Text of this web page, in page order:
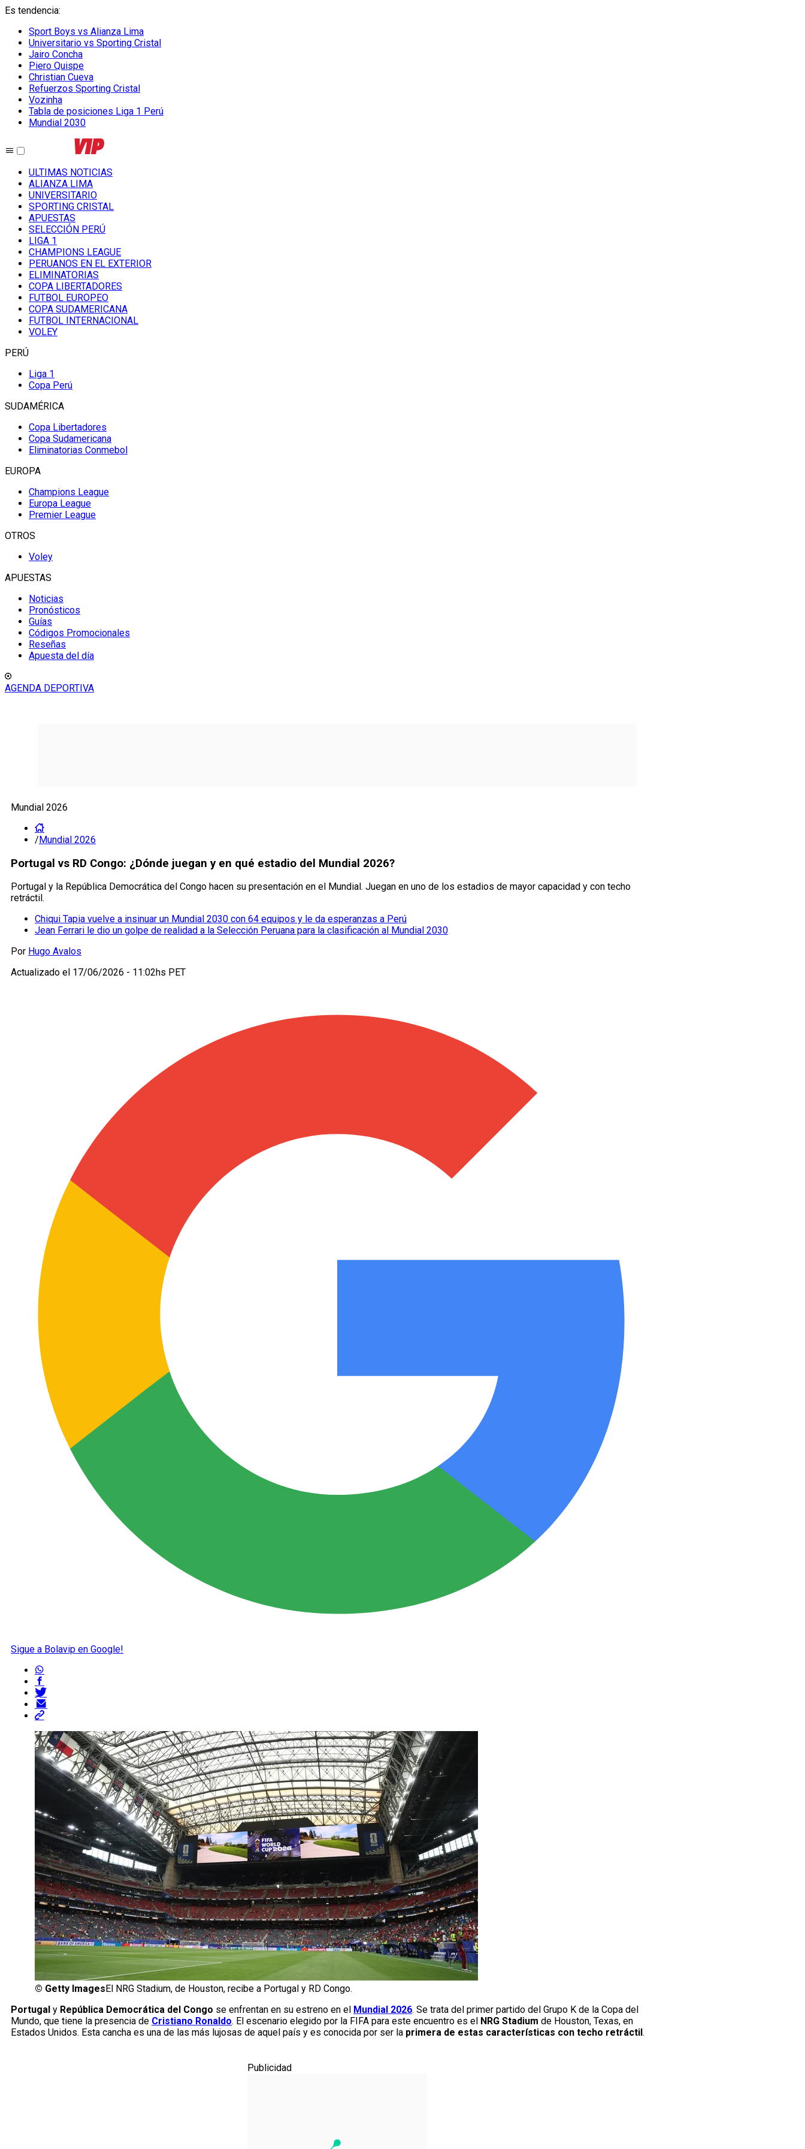
Es tendencia:
Sport Boys vs Alianza Lima
Universitario vs Sporting Cristal
Jairo Concha
Piero Quispe
Christian Cueva
Refuerzos Sporting Cristal
Vozinha
Tabla de posiciones Liga 1 Perú
Mundial 2030
ULTIMAS NOTICIAS
ALIANZA LIMA
UNIVERSITARIO
SPORTING CRISTAL
APUESTAS
SELECCIÓN PERÚ
LIGA 1
CHAMPIONS LEAGUE
PERUANOS EN EL EXTERIOR
ELIMINATORIAS
COPA LIBERTADORES
FUTBOL EUROPEO
COPA SUDAMERICANA
FUTBOL INTERNACIONAL
VOLEY
PERÚ
Liga 1
Copa Perú
SUDAMÉRICA
Copa Libertadores
Copa Sudamericana
Eliminatorias Conmebol
EUROPA
Champions League
Europa League
Premier League
OTROS
Voley
APUESTAS
Noticias
Pronósticos
Guías
Códigos Promocionales
Reseñas
Apuesta del día
AGENDA DEPORTIVA
Mundial 2026
/Mundial 2026
Portugal vs RD Congo: ¿Dónde juegan y en qué estadio del Mundial 2026?
Portugal y la República Democrática del Congo hacen su presentación en el Mundial. Juegan en uno de los estadios de mayor capacidad y con techo
retráctil.
Chiqui Tapia vuelve a insinuar un Mundial 2030 con 64 equipos y le da esperanzas a Perú
Jean Ferrari le dio un golpe de realidad a la Selección Peruana para la clasificación al Mundial 2030
Por Hugo Avalos
Actualizado el 17/06/2026 - 11:02hs PET
Sigue a Bolavip en Google!
© Getty Images El NRG Stadium, de Houston, recibe a Portugal y RD Congo.
Portugal y República Democrática del Congo se enfrentan en su estreno en el Mundial 2026. Se trata del primer partido del Grupo K de la Copa del
Mundo, que tiene la presencia de Cristiano Ronaldo. El escenario elegido por la FIFA para este encuentro es el NRG Stadium de Houston, Texas, en
Estados Unidos. Esta cancha es una de las más lujosas de aquel país y es conocida por ser la primera de estas características con techo retráctil .
Publicidad